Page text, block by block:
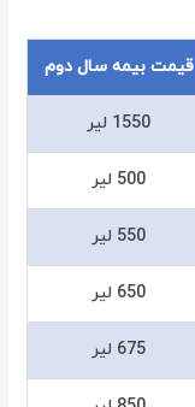
قیمت بیمه سال دوم
1550 لیر
500 لیر
550 لیر
650 لیر
675 لیر